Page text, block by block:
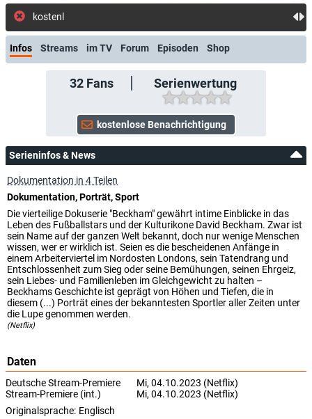
kostenlose E-Mail-Benachrich
Infos Streams im TV Forum Episoden Shop
32Fans Serienwertung
Serieninfos & News
Dokumentation in 4 Teilen
Dokumentation, Porträt, Sport
Die vierteilige Dokuserie "Beckham" gewährt intime Einblicke in das
Leben des Fußballstars und der Kulturikone David Beckham. Zwar ist
sein Name auf der ganzen Welt bekannt, doch nur wenige Menschen
wissen, wer er wirklich ist. Seien es die bescheidenen Anfänge in
einem Arbeiterviertel im Nordosten Londons, sein Tatendrang und
Entschlossenheit zum Sieg oder seine Bemühungen, seinen Ehrgeiz,
sein Liebes- und Familienleben im Gleichgewicht zu halten –
Beckhams Geschichte ist geprägt von Höhen und Tiefen, die in
diesem (...) Porträt eines der bekanntesten Sportler aller Zeiten unter
die Lupe genommen werden.
(Netflix)
Daten
Deutsche Stream-Premiere
Mi, 04.10.2023 (Netflix)
Stream-Premiere (int.)
Mi, 04.10.2023 (Netflix)
Originalsprache: Englisch